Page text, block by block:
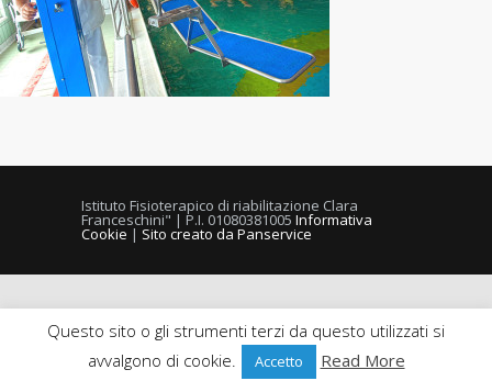
Istituto Fisioterapico di riabilitazione Clara
Franceschini" | P.I. 01080381005 Informativa
Cookie | Sito creato da Panservice
Questo sito o gli strumenti terzi da questo utilizzati si
avvalgono di cookie.
Accetto Read More